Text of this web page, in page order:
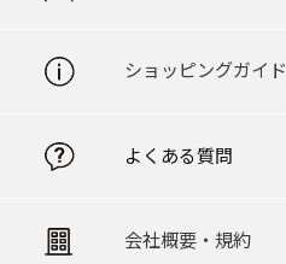
ショッピングガイド
よくある質問
会社概要・規約